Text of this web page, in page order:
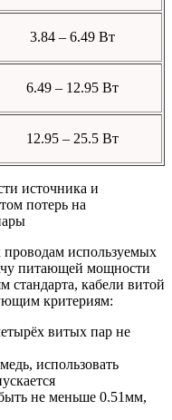
3.84 – 6.49 Вт
6.49 – 12.95 Вт
12.95 – 25.5 Вт
источника и
потерь на
используемых
питающей мощности
стандарта, кабели витой
критериям:
витых пар не
использовать
не меньше 0.51мм,